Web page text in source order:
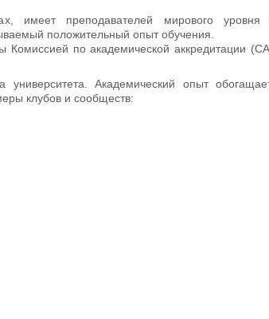
имеет преподавателей мирового
положительный опыт обучения.
по академической аккредитации
Академический опыт
клубов и сообществ: